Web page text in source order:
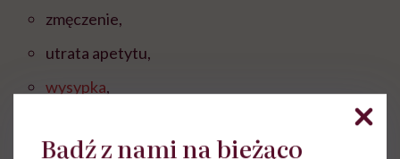
zmęczenie,
utrata apetytu,
wysypka,
zaburzenia neuropsychiczne.
Bądź z nami na bieżąco